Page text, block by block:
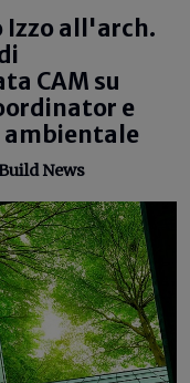
all'arch.
CAM su
e
ambientale
News